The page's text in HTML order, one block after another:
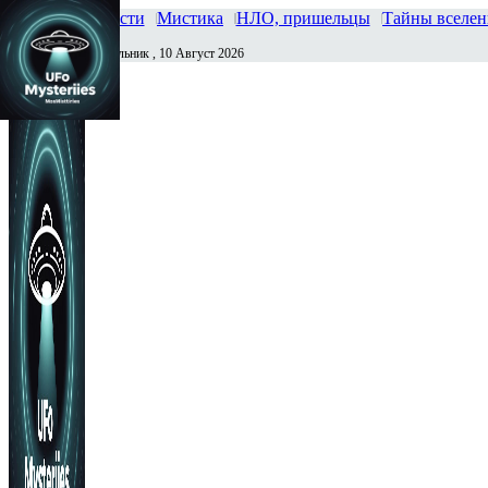
Главная Новости Мистика НЛО, пришельцы Тайны
Сегодня Понедельник , 10 Август 2026